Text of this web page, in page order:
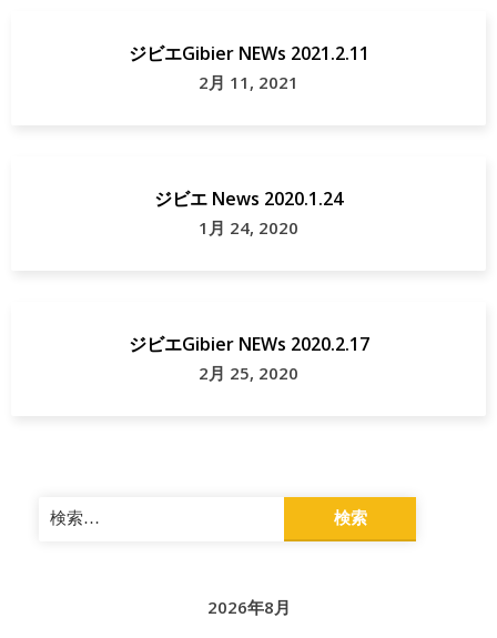
ジビエGibier NEWs 2021.2.11
2月 11, 2021
ジビエ News 2020.1.24
1月 24, 2020
ジビエGibier NEWs 2020.2.17
2月 25, 2020
検
索:
2026年8月